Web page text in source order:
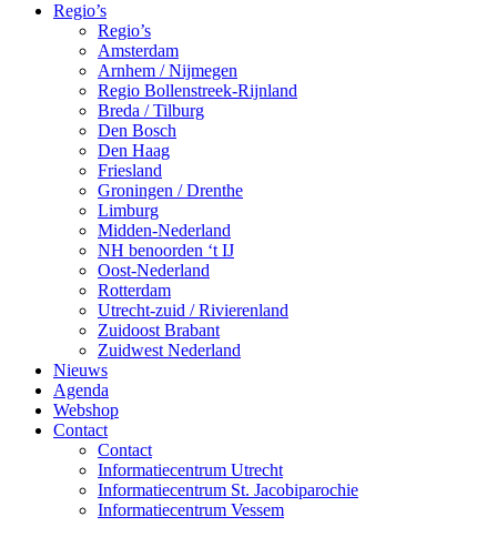
Regio’s
Regio’s
Amsterdam
Arnhem / Nijmegen
Regio Bollenstreek-Rijnland
Breda / Tilburg
Den Bosch
Den Haag
Friesland
Groningen / Drenthe
Limburg
Midden-Nederland
NH benoorden ‘t IJ
Oost-Nederland
Rotterdam
Utrecht-zuid / Rivierenland
Zuidoost Brabant
Zuidwest Nederland
Nieuws
Agenda
Webshop
Contact
Contact
Informatiecentrum Utrecht
Informatiecentrum St. Jacobiparochie
Informatiecentrum Vessem